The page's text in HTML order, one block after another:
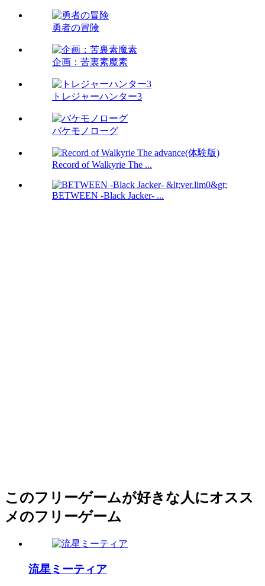
勇者の冒険
企画：苦裏素魔素
トレジャーハンター3
バケモノローグ
Record of Walkyrie The ...
BETWEEN -Black Jacker- ...
このフリーゲームが好きな人にオスス
メのフリーゲーム
流星ミーティア